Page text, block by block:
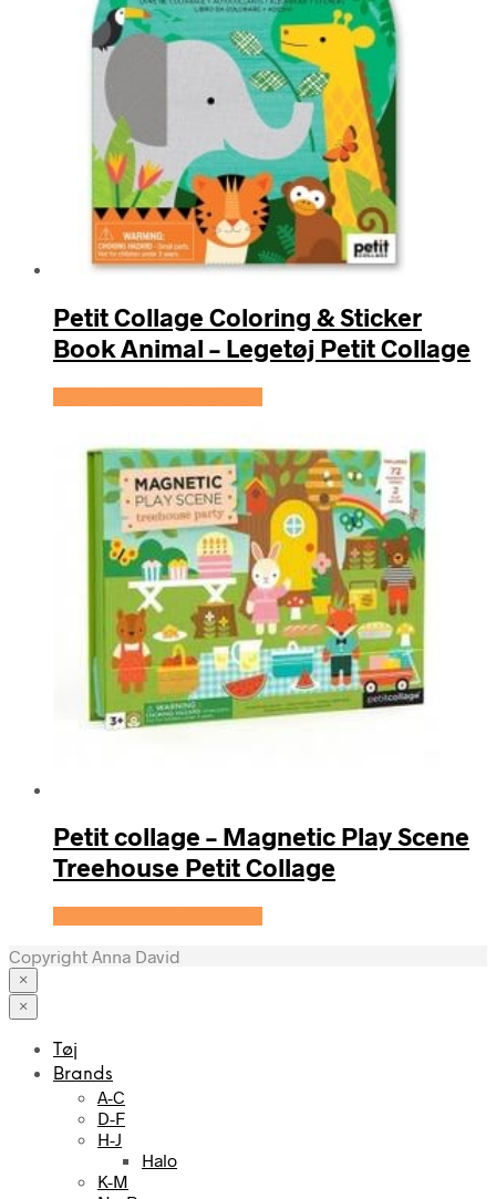
Petit Collage Coloring & Sticker
Book Animal – Legetøj Petit Collage
Petit collage – Magnetic Play Scene
Treehouse Petit Collage
Copyright Anna David
×
×
Tøj
Brands
A-C
D-F
H-J
Halo
K-M